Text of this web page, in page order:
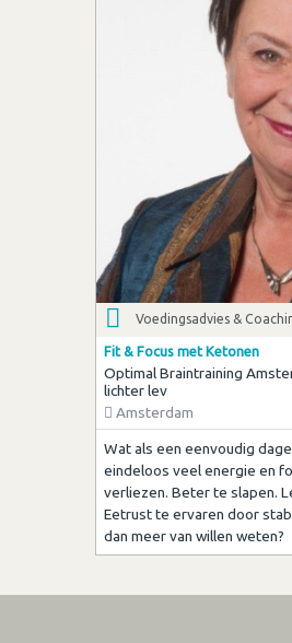
Voedingsadvies &
Fit & Focus met Ketonen
Optimal Braintraining
lichter lev
Amsterdam
Wat als een eenvoudig
eindeloos veel energie en
verliezen. Beter te slapen.
Eetrust te ervaren door
dan meer van willen weten?